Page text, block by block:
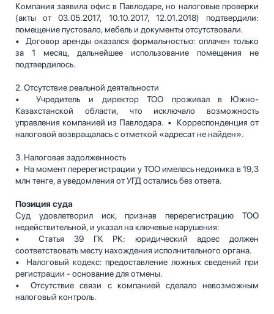
Компания заявила офис в Павлодаре, но налоговые проверки
(акты от 03.05.2017, 10.10.2017, 12.01.2018) подтвердили:
помещение пустовало, мебель и документы отсутствовали.
• Договор аренды оказался формальностью: оплачен только
за 1 месяц, дальнейшее использование помещения не
подтвердилось.
2. Отсутствие реальной деятельности
• Учредитель и директор ТОО проживал в Южно-
Казахстанской области, что исключало возможность
управления компанией из Павлодара. • Корреспонденция от
налоговой возвращалась с отметкой «адресат не найден».
3. Налоговая задолженность
• На момент перерегистрации у ТОО имелась недоимка в 19,3
млн тенге, а уведомления от УГД остались без ответа.
Позиция суда
Суд удовлетворил иск, признав перерегистрацию ТОО
недействительной, и указал на ключевые нарушения:
• Статья 39 ГК РК: юридический адрес должен
соответствовать месту нахождения исполнительного органа.
• Налоговый кодекс: предоставление ложных сведений при
регистрации - основание для отмены.
• Отсутствие связи с компанией сделало невозможным
налоговый контроль.